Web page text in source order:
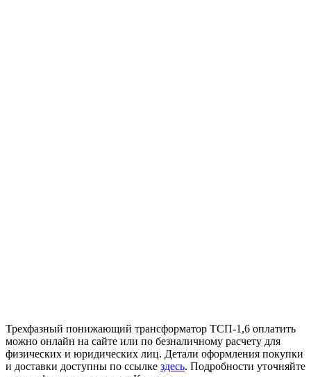
Трехфазный понижающий трансформатор ТСП-1,6 оплатить
можно онлайн на сайте или по безналичному расчету для
физических и юридических лиц. Детали оформления покупки
и доставки доступны по ссылке здесь. Подробности уточняйте